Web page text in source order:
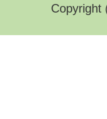
Copyright